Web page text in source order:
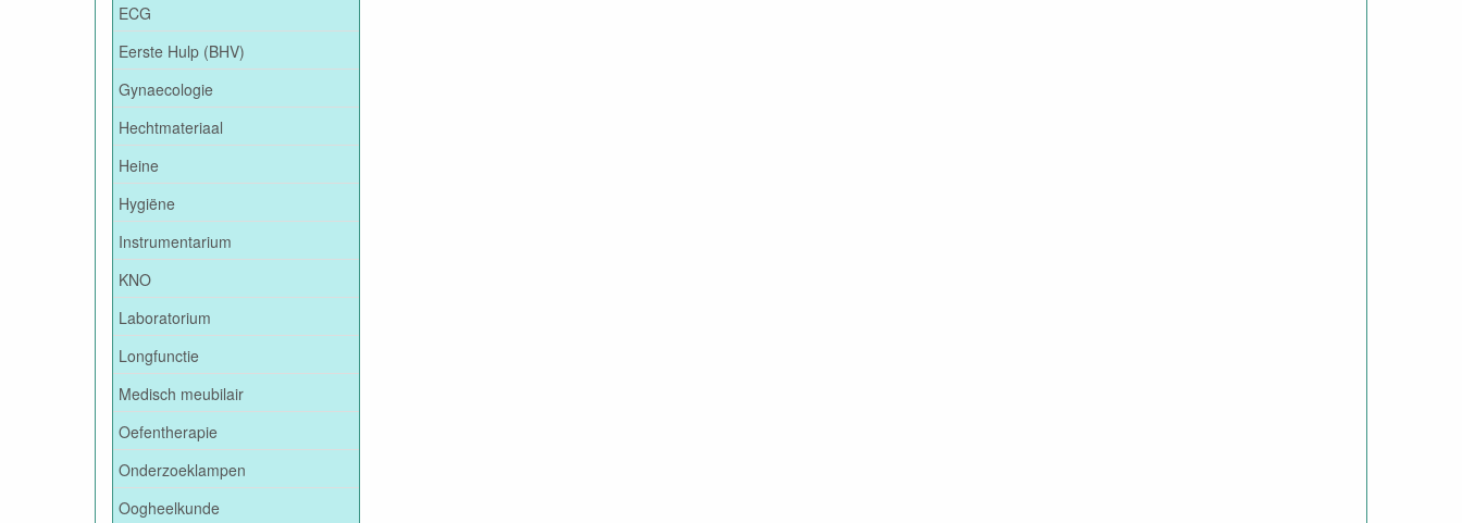
ECG
Eerste Hulp (BHV)
Gynaecologie
Hechtmateriaal
Heine
Hygiëne
Instrumentarium
KNO
Laboratorium
Longfunctie
Medisch meubilair
Oefentherapie
Onderzoeklampen
Oogheelkunde